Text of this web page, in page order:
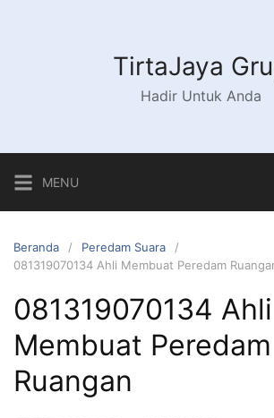
TirtaJaya
Hadir Untuk Anda
MENU
Beranda
Peredam Suara
081319070134 Ahli Membuat Peredam
081319070134 Ahli
Membuat Peredam
Ruangan